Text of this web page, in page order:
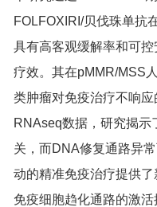
FOLFOXIRI/贝伐珠单抗
具有高客观缓解率和可
疗效。其在pMMR/MSS
类肿瘤对免疫治疗不响
RNAseq数据，研究揭示
关，而DNA修复通路异
动的精准免疫治疗提供
免疫细胞趋化通路的激